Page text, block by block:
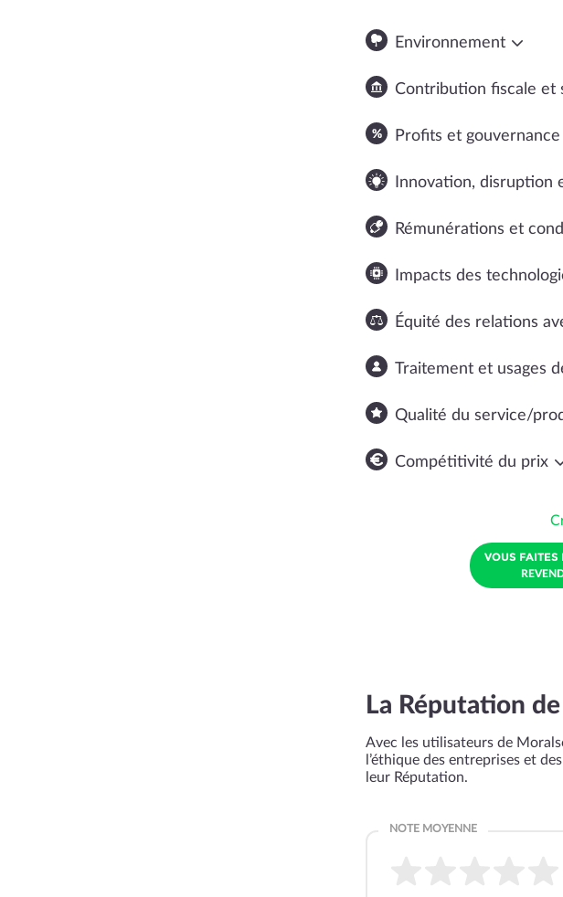
Environnement
Contribution fiscale et
Profits et gouvernance
Innovation, disruption
Rémunérations et
Impacts des
Équité des relations
Traitement et usages
Qualité du service/
Compétitivité du prix
VOUS FAITES
La Réputation
Avec les utilisateurs de
l’éthique des entreprises et
leur Réputation.